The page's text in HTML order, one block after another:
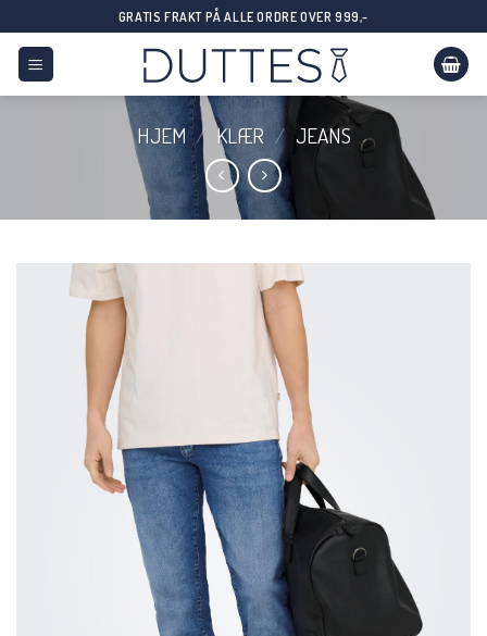
to
content
GRATIS FRAKT PÅ ALLE ORDRE OVER 999,-
HJEM / KLÆR / JEANS